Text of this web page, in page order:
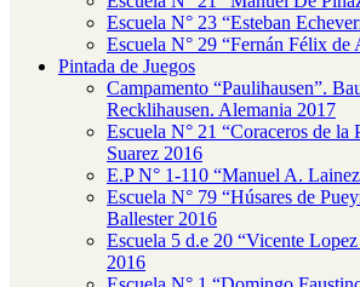
Escuela N° 23 “Esteban
Escuela N° 29 “Fernán Félix
Pintada de Juegos
Campamento “Paulihausen”.
Recklihausen. Alemania 2017
Escuela N° 21 “Coraceros de la
Suarez 2016
E.P N° 1-110 “Manuel A.
Escuela N° 79 “Húsares de
Ballester 2016
Escuela 5 d.e 20 “Vicente
2016